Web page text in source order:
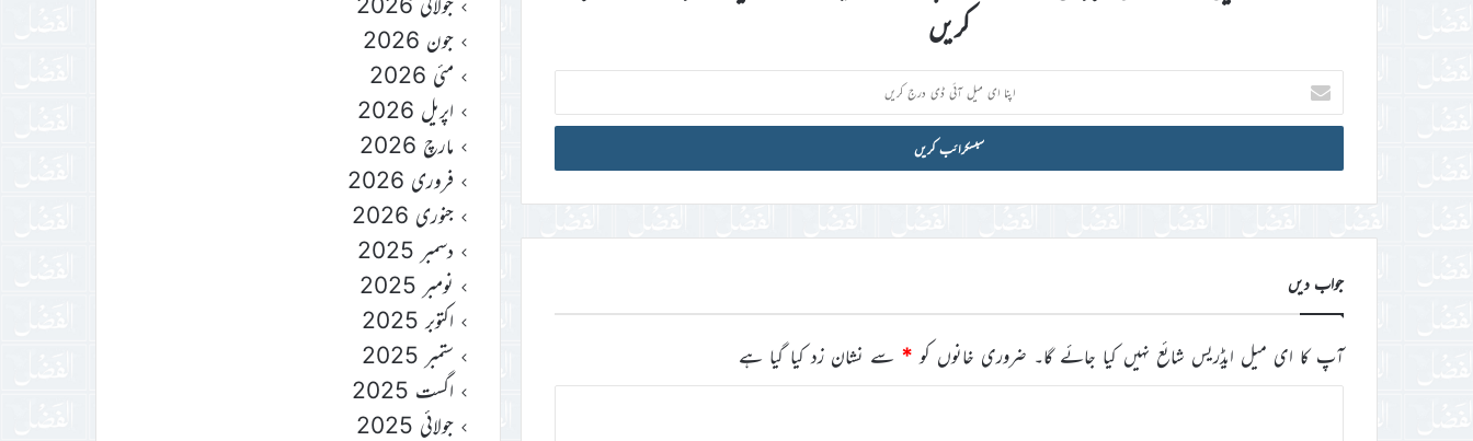
کریں
اپنا
ای
میل
ڈی
جواب دیں
آپ کا ای میل ایڈریس شائع نہیں کیا جائے گا۔ ضروری خانوں کو * سے نشان زد کیا گیا ہے
جون 2026
مئی 2026
اپریل 2026
مارچ 2026
فروری 2026
جنوری 2026
دسمبر 2025
نومبر 2025
اکتوبر 2025
ستمبر 2025
اگست 2025
جولائی 2025